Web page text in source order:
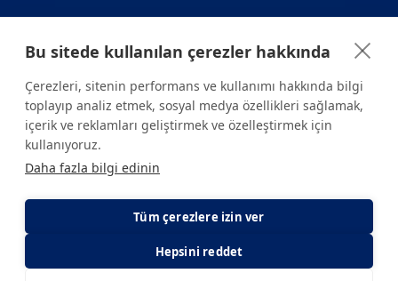
Linkedin
Sitede yer alan tüm içerikler yalnızca bilgilendirme amaçlıdır.
Sağlığınızla ilgili sorularınız için mutlaka doktoruza ya da bir sağlık
kuruluşuna başvurunuz.
Gizlilik ve Çerez Politikası KVKK Aydınlatma Metni
Bu sitede kullanılan çerezler hakkında
Çerezleri, sitenin performans ve kullanımı hakkında bilgi
toplayıp analiz etmek, sosyal medya özellikleri sağlamak,
içerik ve reklamları geliştirmek ve özelleştirmek için
kullanıyoruz.
Daha fazla bilgi edinin
Tüm çerezlere izin ver
Hepsini reddet